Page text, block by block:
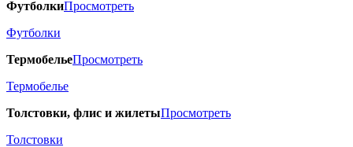
ФутболкиПросмотреть
Футболки
ТермобельеПросмотреть
Термобелье
Толстовки, флис и жилетыПросмотреть
Толстовки